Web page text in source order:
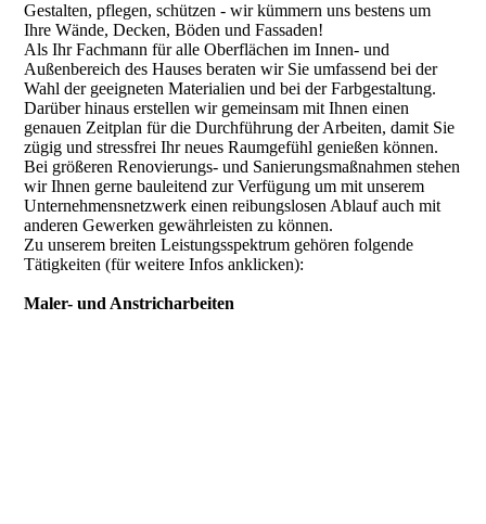
Gestalten, pflegen, schützen - wir kümmern uns bestens um
Ihre Wände, Decken, Böden und Fassaden!
Als Ihr Fachmann für alle Oberflächen im Innen- und
Außenbereich des Hauses beraten wir Sie umfassend bei der
Wahl der geeigneten Materialien und bei der Farbgestaltung.
Darüber hinaus erstellen wir gemeinsam mit Ihnen einen
genauen Zeitplan für die Durchführung der Arbeiten, damit Sie
zügig und stressfrei Ihr neues Raumgefühl genießen können.
Bei größeren Renovierungs- und Sanierungsmaßnahmen stehen
wir Ihnen gerne bauleitend zur Verfügung um mit unserem
Unternehmensnetzwerk einen reibungslosen Ablauf auch mit
anderen Gewerken gewährleisten zu können.
Zu unserem breiten Leistungsspektrum gehören folgende
Tätigkeiten (für weitere Infos anklicken):
Maler- und Anstricharbeiten